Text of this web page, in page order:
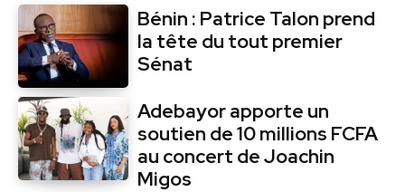
Bénin : Patrice Talon prend
la tête du tout premier
Sénat
Adebayor apporte un
soutien de 10 millions FCFA
au concert de Joachin
Migos